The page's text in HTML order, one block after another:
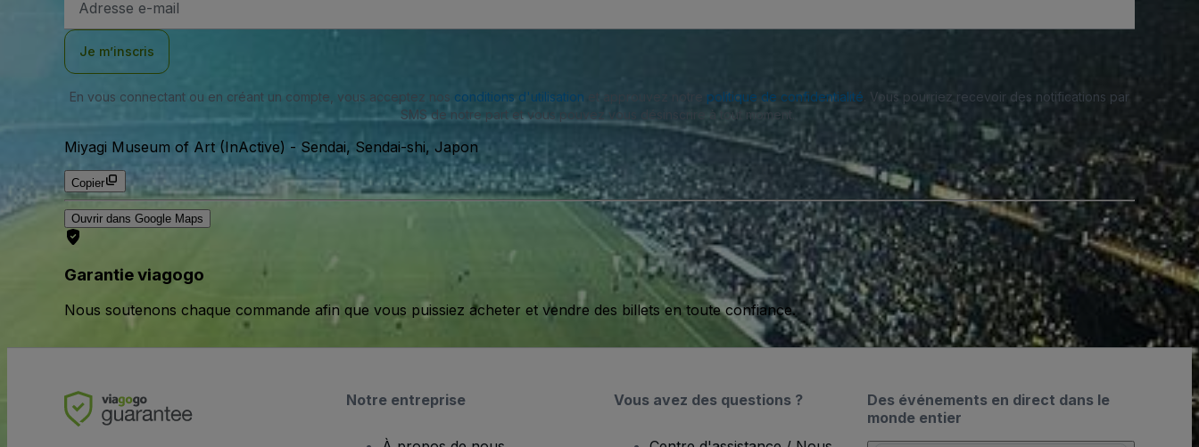
e-
Je m’inscris
En vous connectant ou en créant un compte, vous acceptez nos conditions d'utilisation politique de confidentialité . Vous pourriez recevoir des notifications par
SMS de notre part et vous pouvez vous désinscrire à tout moment.
Miyagi Museum of Art (InActive) - Sendai, Sendai-shi, Japon
Copier
Ouvrir dans Google Maps
Garantie viagogo
Nous soutenons chaque commande afin que vous puissiez acheter et vendre des billets en toute confiance.
Des événements en direct dans le
monde entier
Notre entreprise Vous avez des questions ?